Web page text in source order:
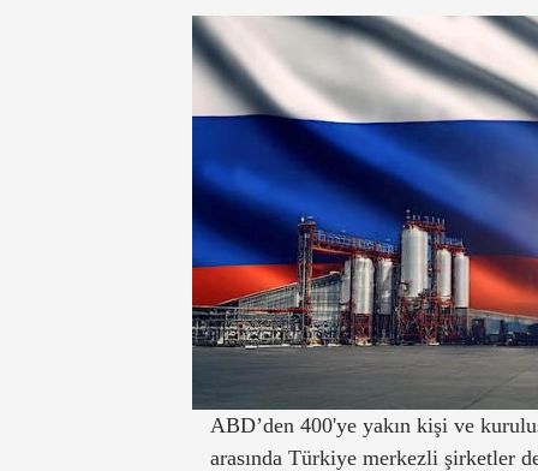
ABD’den 400'ye yakın kişi ve
arasında Türkiye merkezli şirketler